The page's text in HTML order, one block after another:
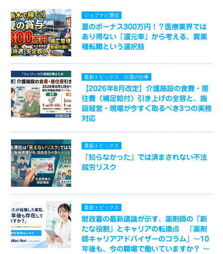
ジョブナビ通信
夏のボーナス300万円！？医療業界では
あり得ない「還元率」から考える、異業
種転職という選択肢
最新トピックス 介護の仕事
【2026年8月改定】介護施設の食費・居
住費（補足給付）引き上げの全容と、施
設経営・現場が今すぐ取るべき3つの実務
対応
最新トピックス
「知らなかった」では済まされない不法
就労リスク
最新トピックス
財政審の最新議論が示す、薬剤師の「新
たな役割」とキャリアの転換点 「薬剤
師キャリアアドバイザーのコラム」～10
年後も、今の職場で働いていますか？ ～